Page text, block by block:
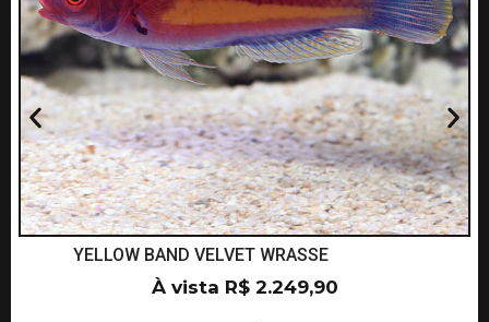
YELLOW BAND VELVET WRASSE
À vista R$2.249,90